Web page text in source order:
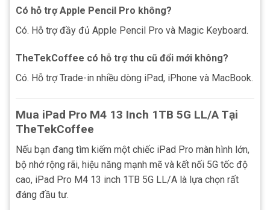
Có hỗ trợ Apple Pencil Pro không?
Có. Hỗ trợ đầy đủ Apple Pencil Pro và Magic Keyboard.
TheTekCoffee có hỗ trợ thu cũ đổi mới không?
Có. Hỗ trợ Trade-in nhiều dòng iPad, iPhone và MacBook.
Mua iPad Pro M4 13 Inch 1TB 5G LL/A Tại
TheTekCoffee
Nếu bạn đang tìm kiếm một chiếc iPad Pro màn hình lớn,
bộ nhớ rộng rãi, hiệu năng mạnh mẽ và kết nối 5G tốc độ
cao, iPad Pro M4 13 inch 1TB 5G LL/A là lựa chọn rất
đáng đầu tư.